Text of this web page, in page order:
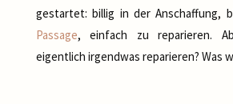
gestartet: billig in der Anschaffung,
Passage, einfach zu reparieren.
eigentlich irgendwas reparieren? Was